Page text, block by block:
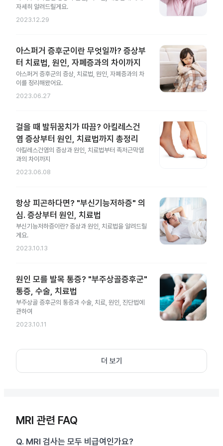
자세히 알려드릴게요.
2023.12.29
아스퍼거 증후군이란 무엇일까? 증상부
터 치료법, 원인, 자폐증과의 차이까지
아스퍼거 증후군의 증상, 치료법, 원인, 자폐증과의 차
이를 정리해왔어요.
2023.06.27
걸을 때 발뒤꿈치가 따끔? 아킬레스건
염 증상부터 원인, 치료법까지 총정리
아킬레스건염의 증상과 원인, 치료법부터 족저근막염
과의 차이까지
2023.06.08
항상 피곤하다면? "부신기능저하증" 의
심. 증상부터 원인, 치료법
부신기능저하증이란? 증상과 원인, 치료법을 알려드릴
게요.
2023.10.13
원인 모를 발목 통증? "부주상골증후군"
통증, 수술, 치료법
부주상골 증후군의 통증과 수술, 치료, 원인, 진단법에
관하여
2023.10.11
더 보기
MRI 관련 FAQ
Q. MRI 검사는 모두 비급여인가요?